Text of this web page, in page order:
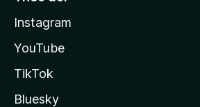
Instagram
YouTube
TikTok
Bluesky